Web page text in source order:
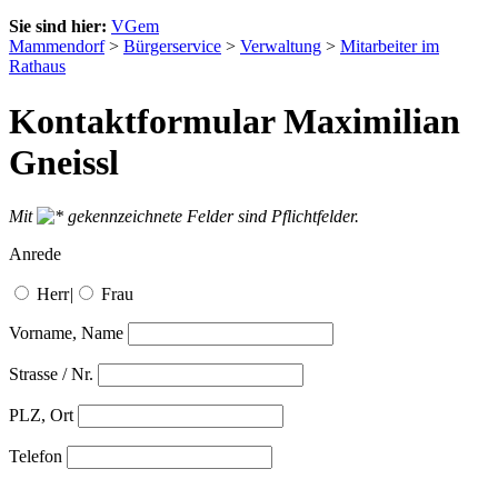
Sie sind hier: VGem
Mammendorf> Bürgerservice > Verwaltung > Mitarbeiter im
Rathaus
Kontaktformular Maximilian
Gneissl
Mit
gekennzeichnete Felder sind Pflichtfelder.
Anrede
Herr| Frau
Vorname, Name
Strasse / Nr.
PLZ, Ort
Telefon